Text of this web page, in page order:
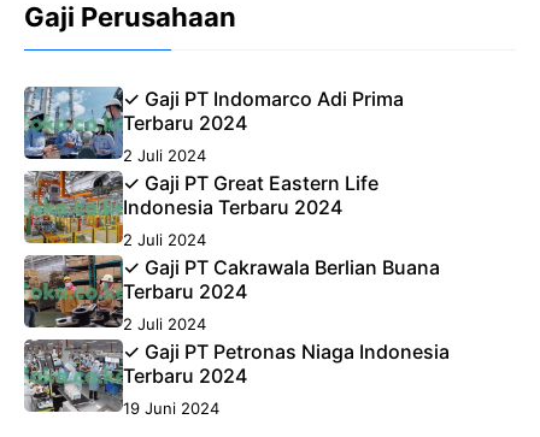
Gaji Perusahaan
✓ Gaji PT Indomarco Adi Prima
Terbaru 2024
2 Juli 2024
✓ Gaji PT Great Eastern Life
Indonesia Terbaru 2024
2 Juli 2024
✓ Gaji PT Cakrawala Berlian Buana
Terbaru 2024
2 Juli 2024
✓ Gaji PT Petronas Niaga Indonesia
Terbaru 2024
19 Juni 2024